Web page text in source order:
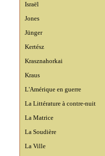
Israël
Jones
Jünger
Kertész
Krasznahorkai
Kraus
L'Amérique en guerre
La Littérature à contre-nuit
La Matrice
La Soudière
La Ville